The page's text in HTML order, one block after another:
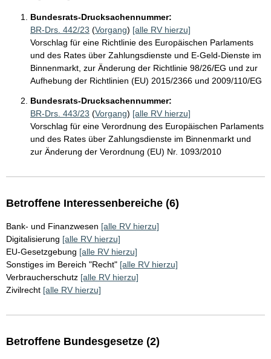
Bundesrats-Drucksachennummer:
BR-Drs. 442/23 (Vorgang) [alle RV hierzu]
Vorschlag für eine Richtlinie des Europäischen Parlaments
und des Rates über Zahlungsdienste und E-Geld-Dienste im
Binnenmarkt, zur Änderung der Richtlinie 98/26/EG und zur
Aufhebung der Richtlinien (EU) 2015/2366 und 2009/110/EG
Bundesrats-Drucksachennummer:
BR-Drs. 443/23 (Vorgang) [alle RV hierzu]
Vorschlag für eine Verordnung des Europäischen Parlaments
und des Rates über Zahlungsdienste im Binnenmarkt und
zur Änderung der Verordnung (EU) Nr. 1093/2010
Betroffene Interessenbereiche (6)
Bank- und Finanzwesen [alle RV hierzu]
Digitalisierung [alle RV hierzu]
EU-Gesetzgebung [alle RV hierzu]
Sonstiges im Bereich "Recht" [alle RV hierzu]
Verbraucherschutz [alle RV hierzu]
Zivilrecht [alle RV hierzu]
Betroffene Bundesgesetze (2)